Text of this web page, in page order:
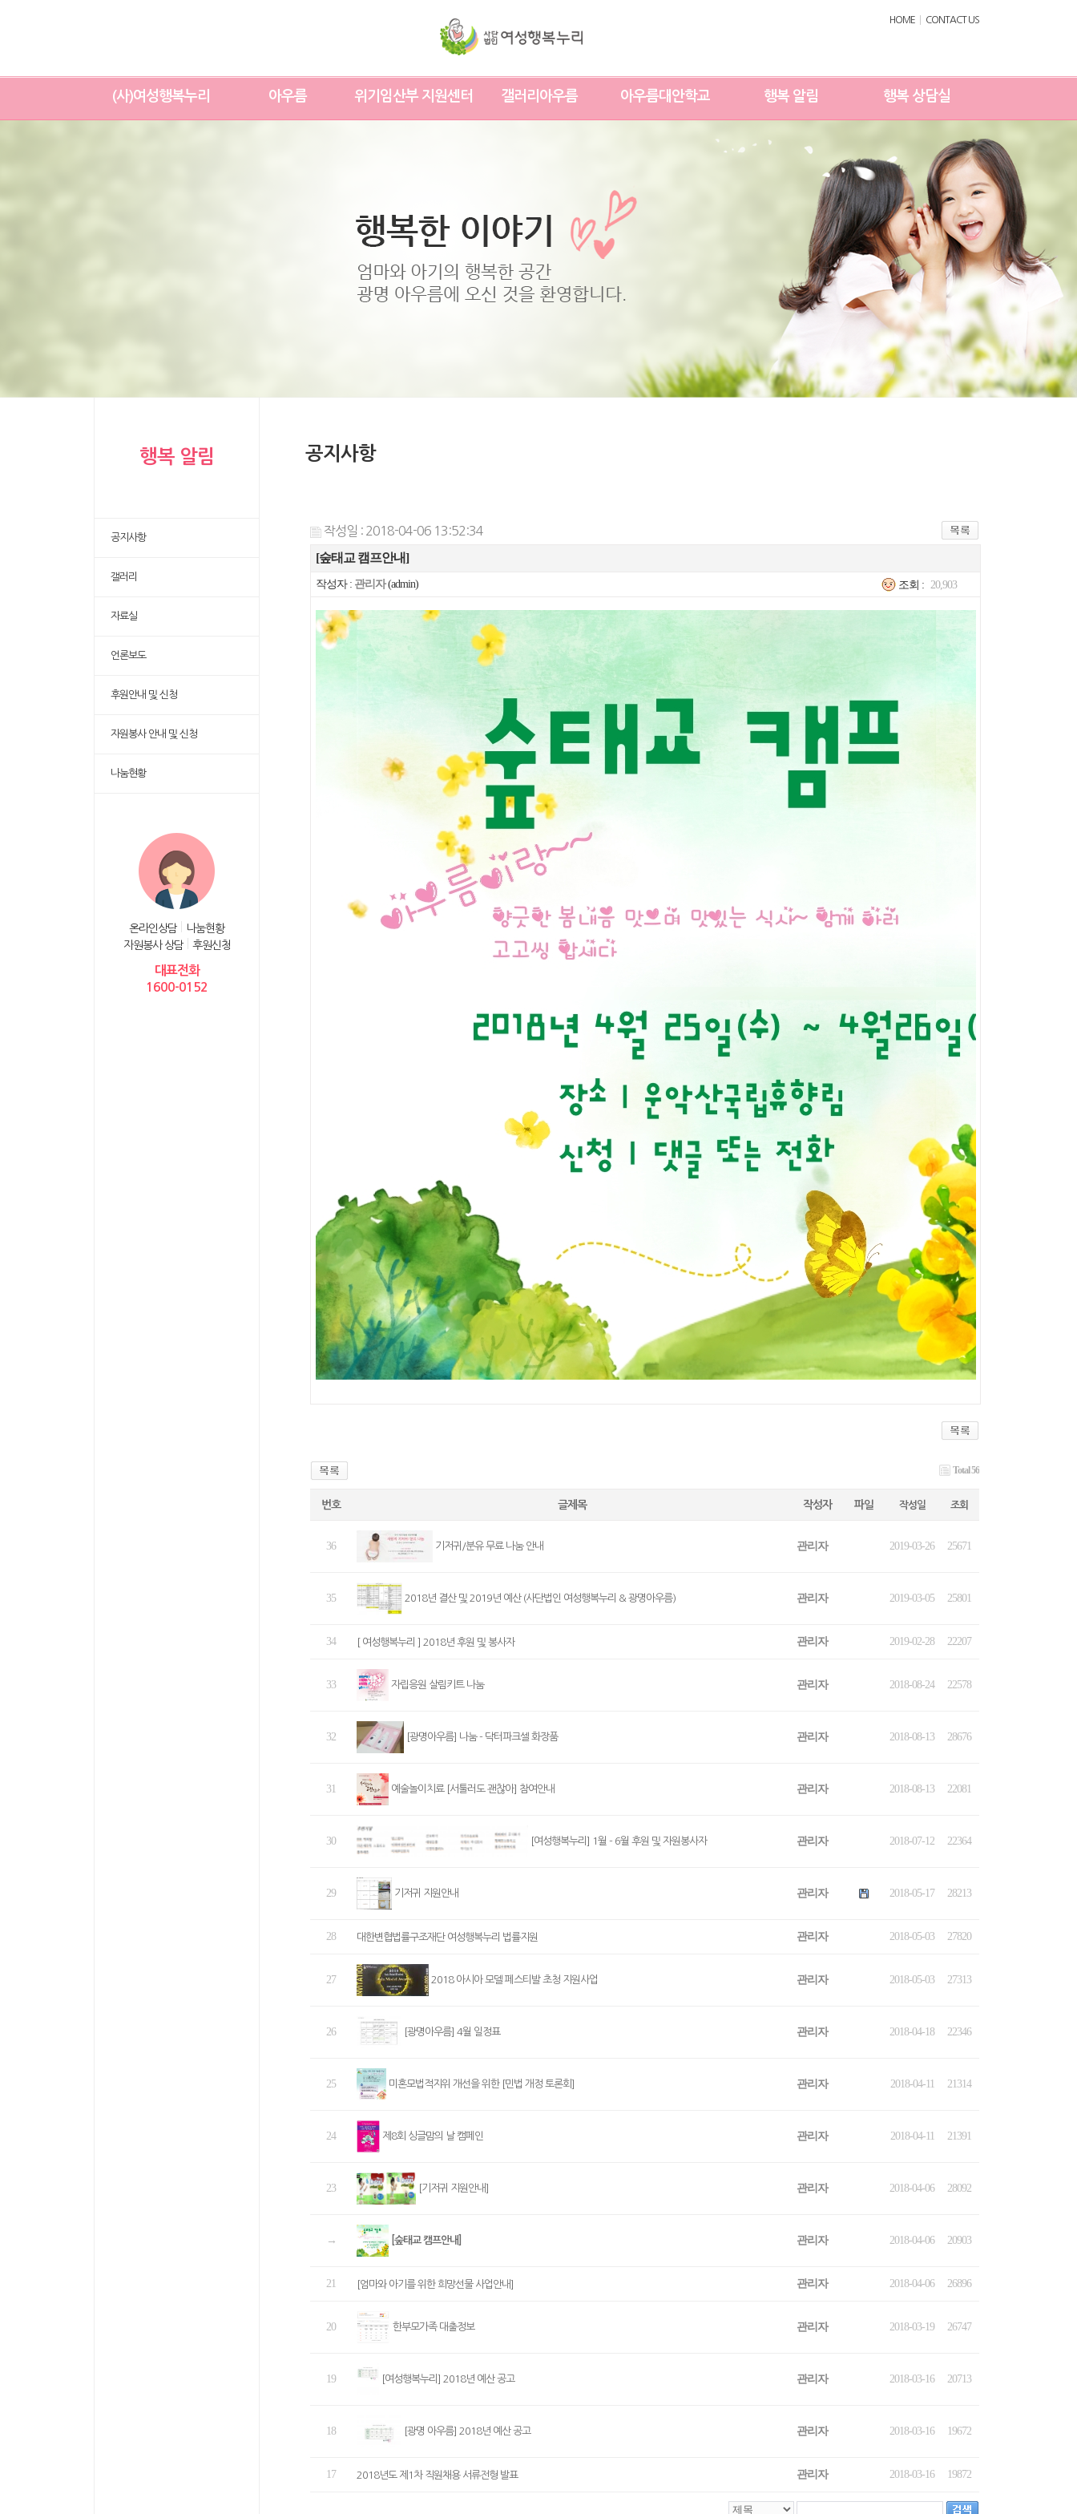
HOME CONTACT US
(사)여성행복누리 아우름 위기임산부 지원센터 갤러리아우름 아우름대안학교 행복 알림 행복 상담실
행복 알림
공지사항
갤러리
자료실
언론보도
후원안내 및 신청
자원봉사 안내 및 신청
나눔현황
온라인상담
나눔현황
자원봉사 상담
후원신청
대표전화
1600-0152
공지사항
작성일 : 2018-04-06 13:52:34
[숲태교 캠프안내]
작성자 : 관리자(admin) 조회 : 20,903
Total 56
번호 글제목 작성자 파일 작성일 조회
36 기저귀/분유 무료 나눔 안내 관리자 2019-03-26 25671
35 2018년 결산 및 2019년 예산 (사단법인 여성행복누리 & 광명아우름) 관리자 2019-03-05 25801
34 [ 여성행복누리 ] 2018년 후원 및 봉사자 관리자 2019-02-28 22207
33 자립응원 살림키트 나눔 관리자 2018-08-24 22578
32 [광명아우름] 나눔 - 닥터파크셀 화장품 관리자 2018-08-13 28676
31 예술놀이치료 [서툴러도 괜찮아] 참여안내 관리자 2018-08-13 22081
30 [여성행복누리] 1월 - 6월 후원 및 자원봉사자 관리자 2018-07-12 22364
29 기저귀 지원안내 관리자 2018-05-17 28213
28 대한변협법률구조재단 여성행복누리 법률지원 관리자 2018-05-03 27820
27 2018 아시아 모델 페스티발 초청 지원사업 관리자 2018-05-03 27313
26 [광명아우름] 4월 일정표 관리자 2018-04-18 22346
25 미혼모법적지위 개선을 위한 [민법 개정 토론회] 관리자 2018-04-11 21314
24 제8회 싱글맘의 날 캠페인 관리자 2018-04-11 21391
23 [기저귀 지원안내] 관리자 2018-04-06 28092
→ [숲태교 캠프안내] 관리자 2018-04-06 20903
21 [엄마와 아기를 위한 희망선물 사업안내] 관리자 2018-04-06 26896
20 한부모가족 대출정보 관리자 2018-03-19 26747
19 [여성행복누리] 2018년 예산 공고 관리자 2018-03-16 20713
18 [광명 아우름] 2018년 예산 공고 관리자 2018-03-16 19672
17 2018년도 제1차 직원채용 서류전형 발표 관리자 2018-03-16 19872